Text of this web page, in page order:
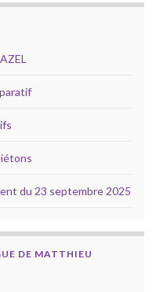
du 23 septembre 2025
DE MATTHIEU